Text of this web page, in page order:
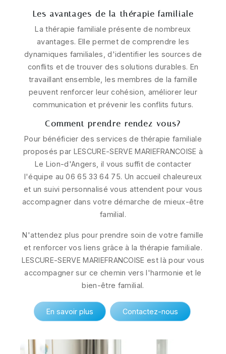
Les avantages de la thérapie familiale
La thérapie familiale présente de nombreux
avantages. Elle permet de comprendre les
dynamiques familiales, d'identifier les sources de
conflits et de trouver des solutions durables. En
travaillant ensemble, les membres de la famille
peuvent renforcer leur cohésion, améliorer leur
communication et prévenir les conflits futurs.
Comment prendre rendez-vous?
Pour bénéficier des services de thérapie familiale
proposés par LESCURE-SERVE MARIEFRANCOISE à
Le Lion-d'Angers, il vous suffit de contacter
l'équipe au 06 65 33 64 75. Un accueil chaleureux
et un suivi personnalisé vous attendent pour vous
accompagner dans votre démarche de mieux-être
familial.
N'attendez plus pour prendre soin de votre famille
et renforcer vos liens grâce à la thérapie familiale.
LESCURE-SERVE MARIEFRANCOISE est là pour vous
accompagner sur ce chemin vers l'harmonie et le
bien-être familial.
En savoir plus Contactez-nous